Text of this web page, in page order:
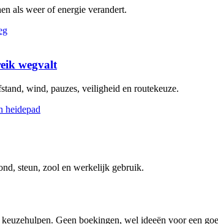
als weer of energie verandert.
wegvalt
wind, pauzes, veiligheid en routekeuze.
steun, zool en werkelijk gebruik.
Geen boekingen, wel ideeën voor een